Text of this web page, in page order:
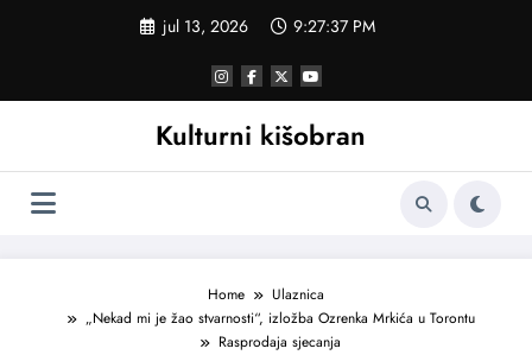
jul 13, 2026 9:27:37 PM
Kulturni kišobran
Home
Ulaznica
„Nekad mi je žao stvarnosti“, izložba Ozrenka Mrkića u Torontu
Rasprodaja sjecanja